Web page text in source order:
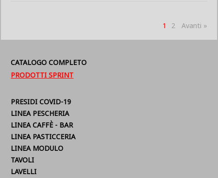
1 2 Avanti »
CATALOGO COMPLETO
PRODOTTI SPRINT
PRESIDI COVID-19
LINEA PESCHERIA
LINEA CAFFÈ - BAR
LINEA PASTICCERIA
LINEA MODULO
TAVOLI
LAVELLI